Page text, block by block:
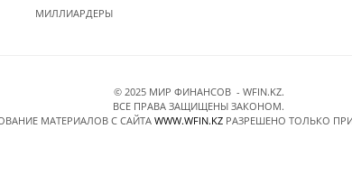
МИЛЛИАРДЕРЫ
© 2025 МИР ФИНАНСОВ - WFIN.KZ.
ВСЕ ПРАВА ЗАЩИЩЕНЫ ЗАКОНОМ.
МАТЕРИАЛОВ C САЙТАWWW.WFIN.KZ РАЗРЕШЕНО ТОЛЬКО